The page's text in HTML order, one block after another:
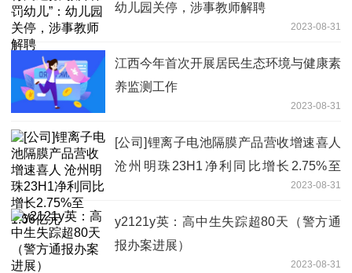
幼儿园关停，涉事教师解聘
2023-08-31
江西今年首次开展居民生态环境与健康素
养监测工作
2023-08-31
[公司]锂离子电池隔膜产品营收增速喜人
沧州明珠23H1净利同比增长2.75%至
2023-08-31
y2121y英：高中生失踪超80天（警方通
报办案进展）
2023-08-31